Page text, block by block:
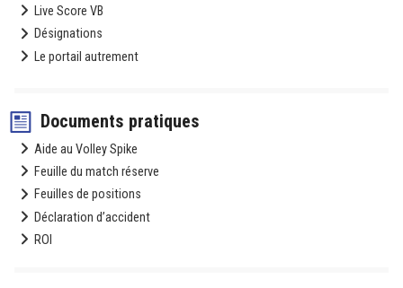
Live Score VB
Désignations
Le portail autrement
Documents pratiques
Aide au Volley Spike
Feuille du match réserve
Feuilles de positions
Déclaration d’accident
ROI